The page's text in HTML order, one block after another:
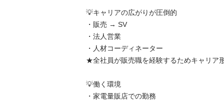
💡キャリアの広がりが圧倒的
・販売 → SV
・法人営業
・人材コーディネーター
★全社員が販売職を経験するためキャリア
💡働く環境
・家電量販店での勤務